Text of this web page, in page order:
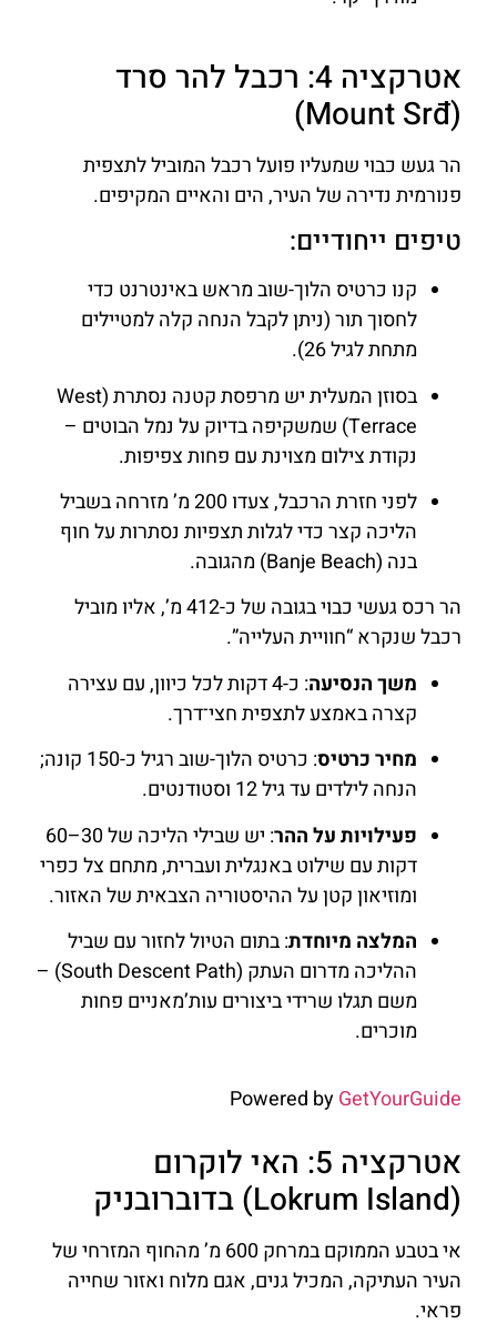
אטרקציה 4: רכבל להר סרד
(Mount Srđ)
הר געש כבוי שמעליו פועל רכבל המוביל לתצפית
פנורמית נדירה של העיר, הים והאיים המקיפים.
טיפים ייחודיים:
קנו כרטיס הלוך-שוב מראש באינטרנט כדי
לחסוך תור (ניתן לקבל הנחה קלה למטיילים
מתחת לגיל 26).
בסוזן המעלית יש מרפסת קטנה נסתרת (West
Terrace) שמשקיפה בדיוק על נמל הבוטים –
נקודת צילום מצוינת עם פחות צפיפות.
לפני חזרת הרכבל, צעדו 200 מ’ מזרחה בשביל
הליכה קצר כדי לגלות תצפיות נסתרות על חוף
בנה (Banje Beach) מהגובה.
הר רכס געשי כבוי בגובה של כ-412 מ’, אליו מוביל
רכבל שנקרא “חוויית העלייה”.
משך הנסיעה
: כ-4 דקות לכל כיוון, עם עצירה
קצרה באמצע לתצפית חצי־דרך.
מחיר כרטיס
: כרטיס הלוך-שוב רגיל כ-150 קונה;
הנחה לילדים עד גיל 12 וסטודנטים.
פעילויות על ההר
: יש שבילי הליכה של 30–60
דקות עם שילוט באנגלית ועברית, מתחם צל כפרי
ומוזיאון קטן על ההיסטוריה הצבאית של האזור.
המלצה מיוחדת: בתום הטיול לחזור עם שביל
ההליכה מדרום העתק (South Descent Path) –
משם תגלו שרידי ביצורים עות’מאניים פחות
מוכרים.
Powered byGetYourGuide
אטרקציה 5: האי לוקרום
(Lokrum Island) בדוברובניק
אי בטבע הממוקם במרחק 600 מ’ מהחוף המזרחי של
העיר העתיקה, המכיל גנים, אגם מלוח ואזור שחייה
פראי.